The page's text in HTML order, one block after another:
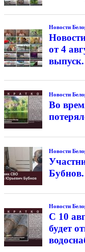
Новости
от 4
выпуск.
Новости
Во
Новости
Бубнов.
Новости
С 10
будет